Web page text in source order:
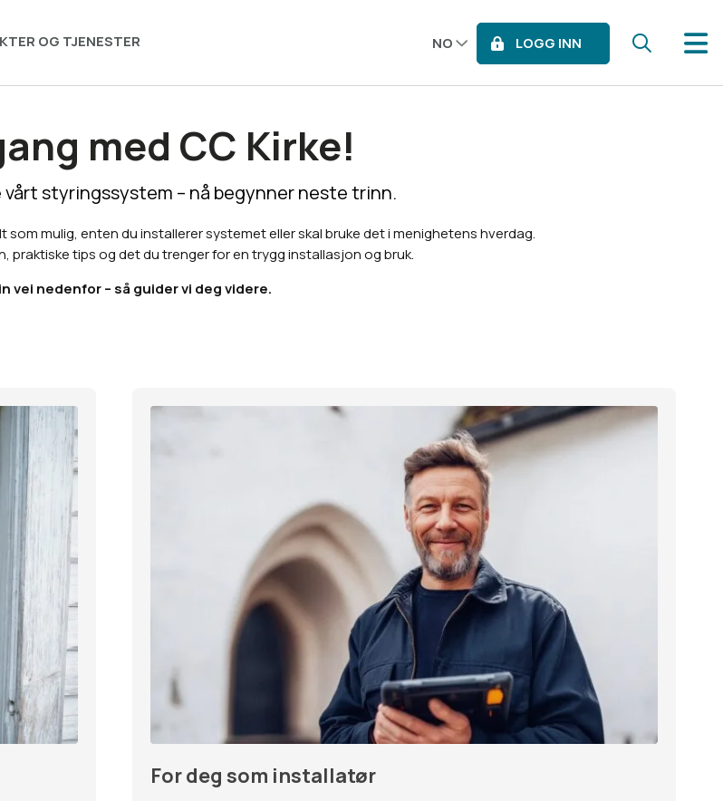
OG TJENESTER NO LOGG INN
med CC Kirke!
vårt styringssystem – nå begynner neste trinn.
som mulig, enten du installerer systemet eller skal bruke det i menighetens hverdag.
praktiske tips og det du trenger for en trygg installasjon og bruk.
vei nedenfor – så guider vi deg videre.
For deg som installatør